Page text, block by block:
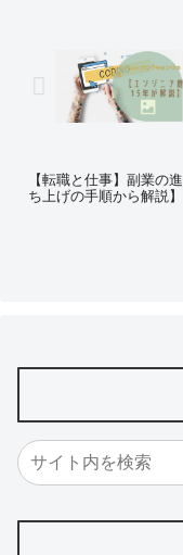
【転職と仕事】副業の
ち上げの手順から解説】